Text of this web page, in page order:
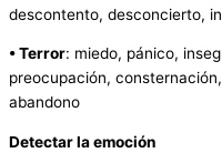
descontento, desconcierto,
• Terror: miedo, pánico,
preocupación,
abandono
Detectar la emoción